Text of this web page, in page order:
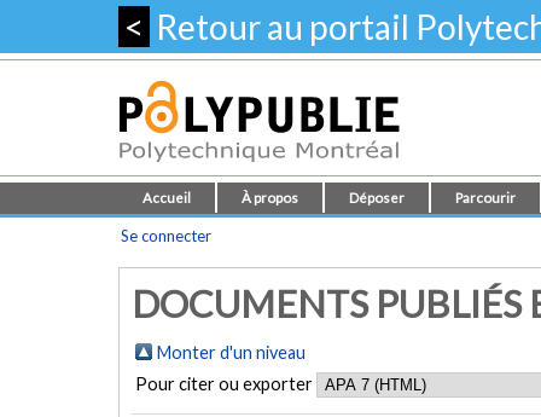
< Retour au portail
Accueil À propos Déposer Parcourir
Se connecter
DOCUMENTS PUBLIÉS
Monter d'un niveau
Pour citer ou exporter